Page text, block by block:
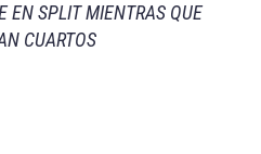
EN SPLIT MIENTRAS QUE
CUARTOS